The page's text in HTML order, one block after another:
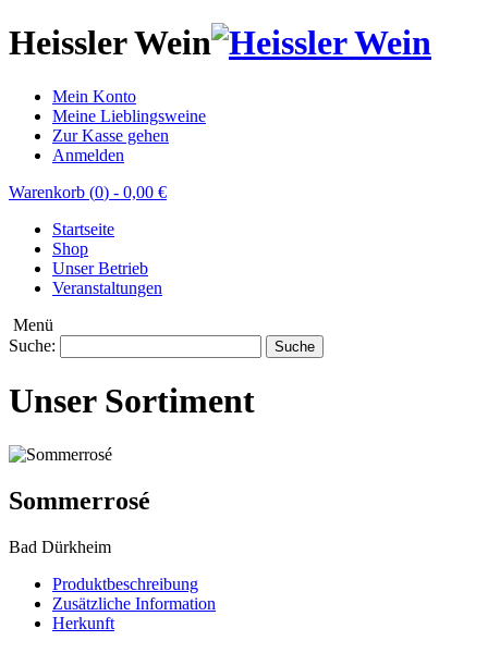
Heissler Wein
Mein Konto
Meine Lieblingsweine
Zur Kasse gehen
Anmelden
Warenkorb (0) - 0,00 €
Startseite
Shop
Unser Betrieb
Veranstaltungen
Menü
Suche:
Suche
Unser Sortiment
Sommerrosé
Bad Dürkheim
Produktbeschreibung
Zusätzliche Information
Herkunft